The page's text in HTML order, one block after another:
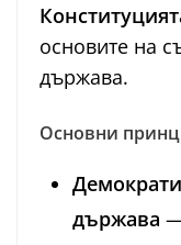
основите на
държава.
Основни
държава